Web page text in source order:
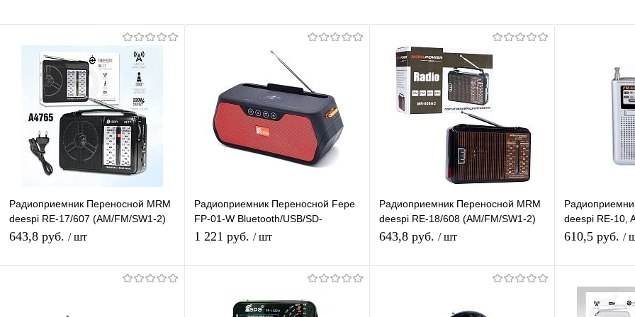
Радиоприемник Переносной MRM
deespi RE-17/607 (AM/FM/SW1-2)
проигрыватель, Питание: 220В
643,8 руб. / шт
Радиоприемник Переносной Fepe
FP-01-W Bluetooth/USB/SD-
проигрыватель Питание от
1 221 руб. / шт
Радиоприемник Переносной MRM
deespi RE-18/608 (AM/FM/SW1-2)
проигрыватель, Питание: 220В
643,8 руб. / шт
deespi RE-10,
проигрыватель
аккумулятор/
610,5 руб. /